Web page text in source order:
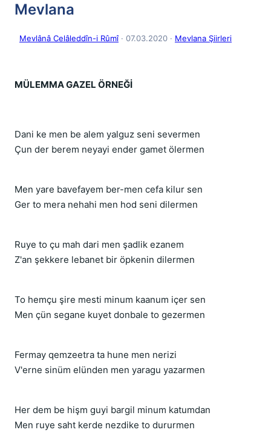
Mevlana
Mevlânâ Celâleddîn-i Rûmî· 07.03.2020 · Mevlana Şiirleri
MÜLEMMA GAZEL ÖRNEĞİ
Dani ke men be alem yalguz seni severmen
Çun der berem neyayi ender gamet ölermen
Men yare bavefayem ber-men cefa kilur sen
Ger to mera nehahi men hod seni dilermen
Ruye to çu mah dari men şadlik ezanem
Z'an şekkere lebanet bir öpkenin dilermen
To hemçu şire mesti minum kaanum içer sen
Men çün segane kuyet donbale to gezermen
Fermay qemzeetra ta hune men nerizi
V'erne sinüm elünden men yaragu yazarmen
Her dem be hişm guyi bargil minum katumdan
Men ruye saht kerde nezdike to dururmen